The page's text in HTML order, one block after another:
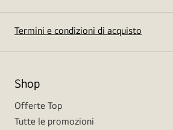
Termini e condizioni di acquisto
Shop
Offerte Top
Tutte le promozioni